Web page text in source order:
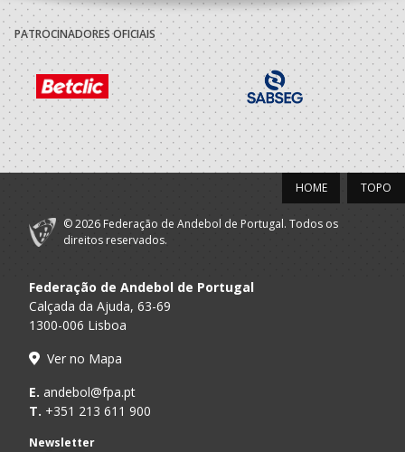
PATROCINADORES OFICIAIS
TOPO
HOME
© 2026 Federação de Andebol de Portugal. Todos os
direitos reservados.
Federação de Andebol de Portugal
Calçada da Ajuda, 63-69
1300-006 Lisboa
Ver no Mapa
E. andebol@fpa.pt
T. +351 213 611 900
Newsletter